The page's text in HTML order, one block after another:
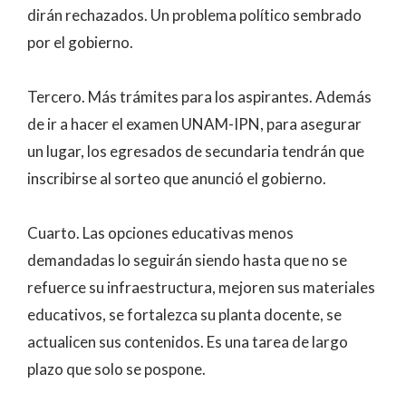
dirán rechazados. Un problema político sembrado
por el gobierno.
Tercero. Más trámites para los aspirantes. Además
de ir a hacer el examen UNAM-IPN, para asegurar
un lugar, los egresados de secundaria tendrán que
inscribirse al sorteo que anunció el gobierno.
Cuarto. Las opciones educativas menos
demandadas lo seguirán siendo hasta que no se
refuerce su infraestructura, mejoren sus materiales
educativos, se fortalezca su planta docente, se
actualicen sus contenidos. Es una tarea de largo
plazo que solo se pospone.